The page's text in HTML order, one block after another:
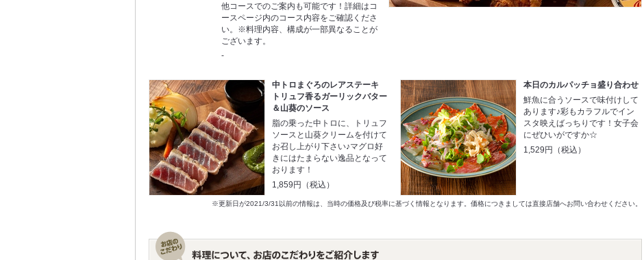
他コースでのご案内も可能です！詳細はコ
ースページ内のコース内容をご確認くださ
い。※料理内容、構成が一部異なることが
ございます。
-
中トロまぐろのレアステーキ
トリュフ香るガーリックバター
＆山葵のソース
脂の乗った中トロに、トリュフ
ソースと山葵クリームを付けて
お召し上がり下さい♪マグロ好
きにはたまらない逸品となって
おります！
1,859円（税込）
本日のカルパッチョ盛り合わせ
鮮魚に合うソースで味付けして
あります♪彩もカラフルでイン
スタ映えばっちりです！女子会
にぜひいがですか☆
1,529円（税込）
※更新日が2021/3/31以前の情報は、当時の価格及び税率に基づく情報となります。価格につきましては直接店舗へお問い合わせください。